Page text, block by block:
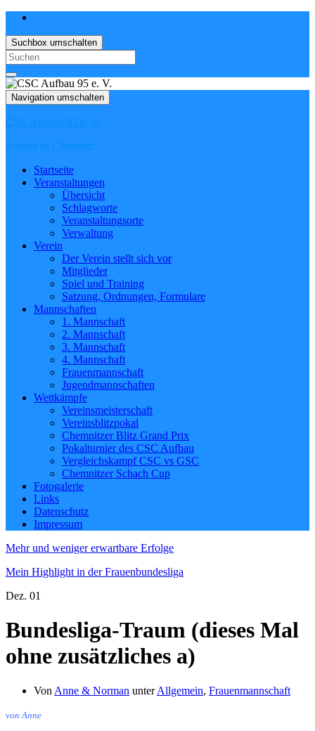
Suchbox umschalten
Search
for:
Navigation umschalten
CSC Aufbau 95 e. V.
Schach in Chemnitz
Startseite
Veranstaltungen
Übersicht
Schlagworte
Veranstaltungsorte
Verwaltung
Verein
Der Verein stellt sich vor
Mitglieder
Spiel und Training
Satzung, Ordnungen, Formulare
Mannschaften
1. Mannschaft
2. Mannschaft
3. Mannschaft
4. Mannschaft
Frauenmannschaft
Jugendmannschaften
Wettkämpfe
Vereinsmeisterschaft
Vereinsblitzpokal
Chemnitzer Blitz Grand Prix
Pokalturnier des CSC Aufbau
Vergleichskampf CSC vs GSC
Chemnitzer Schach Cup
Fotogalerie
Links
Datenschutz
Impressum
Mehr und weniger erwartbare Erfolge
Mein Highlight in der Frauenbundesliga
Dez. 01
Bundesliga-Traum (dieses Mal
ohne zusätzliches a)
Von Anne & Norman unterAllgemein, Frauenmannschaft
von Anne